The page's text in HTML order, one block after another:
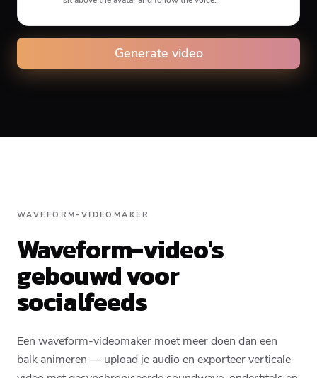
Animation type
Caption animation color
Alignment
Generate video
WAVEFORM-VIDEOMAKER
Waveform-video's
gebouwd voor
socialfeeds
Een waveform-videomaker moet meer doen dan een
balk animeren — upload je audio en exporteer verticale